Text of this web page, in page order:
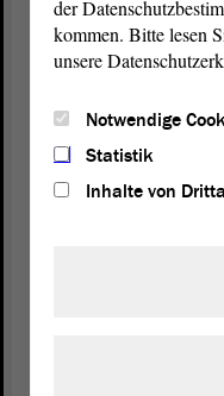
Das heißt, an den
der
kommen. Bitte lesen
unsere
Notwendige
Statistik
Inhalte von